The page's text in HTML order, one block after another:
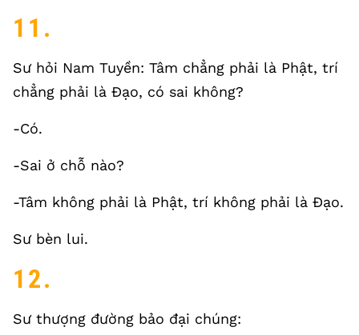
11.
Sư hỏi Nam Tuyền: Tâm chẳng phải là Phật, trí
chẳng phải là Đạo, có sai không?
-Có.
-Sai ở chỗ nào?
-Tâm không phải là Phật, trí không phải là Đạo.
Sư bèn lui.
12.
Sư thượng đường bảo đại chúng: